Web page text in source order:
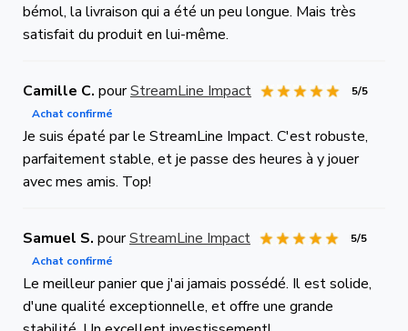
bémol, la livraison qui a été un peu longue. Mais très
satisfait du produit en lui-même.
Camille C. pourStreamLine Impact
5/5
Achat confirmé
Je suis épaté par le StreamLine Impact. C'est robuste,
parfaitement stable, et je passe des heures à y jouer
avec mes amis. Top!
Samuel S. pourStreamLine Impact
5/5
Achat confirmé
Le meilleur panier que j'ai jamais possédé. Il est solide,
d'une qualité exceptionnelle, et offre une grande